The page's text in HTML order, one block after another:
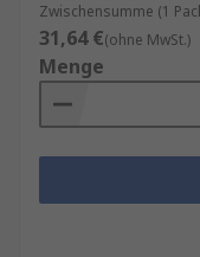
Zwischensumme (1
31,64 €(ohne MwSt.)
Menge